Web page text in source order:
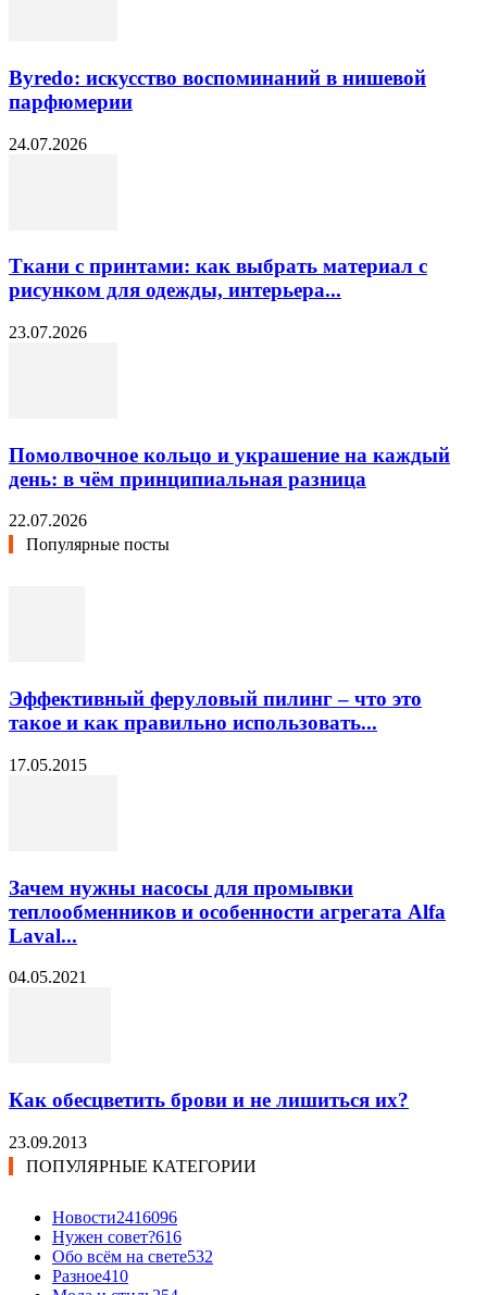
Byredo: искусство воспоминаний в нишевой
парфюмерии
24.07.2026
Ткани с принтами: как выбрать материал с
рисунком для одежды, интерьера...
23.07.2026
Помолвочное кольцо и украшение на каждый
день: в чём принципиальная разница
22.07.2026
Популярные посты
Эффективный феруловый пилинг – что это
такое и как правильно использовать...
17.05.2015
Зачем нужны насосы для промывки
теплообменников и особенности агрегата Alfa
Laval...
04.05.2021
Как обесцветить брови и не лишиться их?
23.09.2013
ПОПУЛЯРНЫЕ КАТЕГОРИИ
Новости2416096
Нужен совет?616
Обо всём на свете532
Разное410